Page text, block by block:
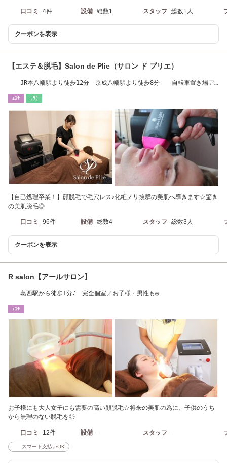
口コミ 4件 設備 総数1 スタッフ 総数1人
クーポンを表示
【エステ＆脱毛】Salon de Plie（サロン ド プリエ）
JR本八幡駅より徒歩12分 京成八幡駅より徒歩8分 自転車置き場ア
ｴｽﾃ ﾘﾗｸ
【自己処理卒業！】顔脱毛で毛穴レス♪化粧ノリ抜群の美肌へ導きます☆驚き
の美肌脱毛◎
口コミ 96件 設備 総数4 スタッフ 総数3人
クーポンを表示
R salon【アールサロン】
葛西駅から徒歩1分♪ 完全個室／お子様・男性も◎
ｴｽﾃ
お子様にも大人女子にも需要の高い顔脱毛☆将来の美肌の為に、子供のうち
から無理のない脱毛を◎
口コミ 12件 設備 - スタッフ -
スマート支払いOK